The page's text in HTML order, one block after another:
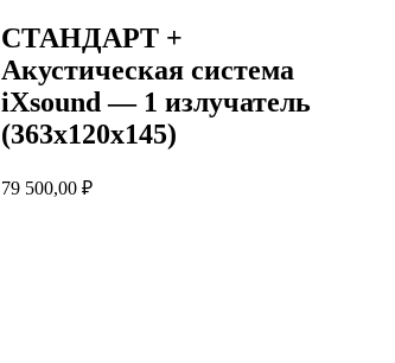
СТАНДАРТ +
Акустическая система
iXsound — 1 излучатель
(363х120х145)
79 500,00 ₽